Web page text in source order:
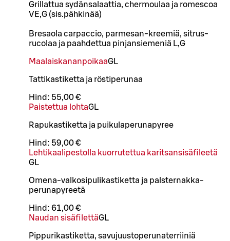
Grillattua sydänsalaattia, chermoulaa ja romescoa
VE,G (sis.pähkinää)
Bresaola carpaccio, parmesan-kreemiä, sitrus-
rucolaa ja paahdettua pinjansiemeniä L,G
MaalaiskananpoikaaGL
Tattikastiketta ja röstiperunaa
Hind: 55,00 €
Paistettua lohtaGL
Rapukastiketta ja puikulaperunapyree
Hind: 59,00 €
Lehtikaalipestolla kuorrutettua karitsansisäfileetä
GL
Omena-valkosipulikastiketta ja palsternakka-
perunapyreetä
Hind: 61,00 €
Naudan sisäfilettäGL
Pippurikastiketta, savujuustoperunaterriiniä